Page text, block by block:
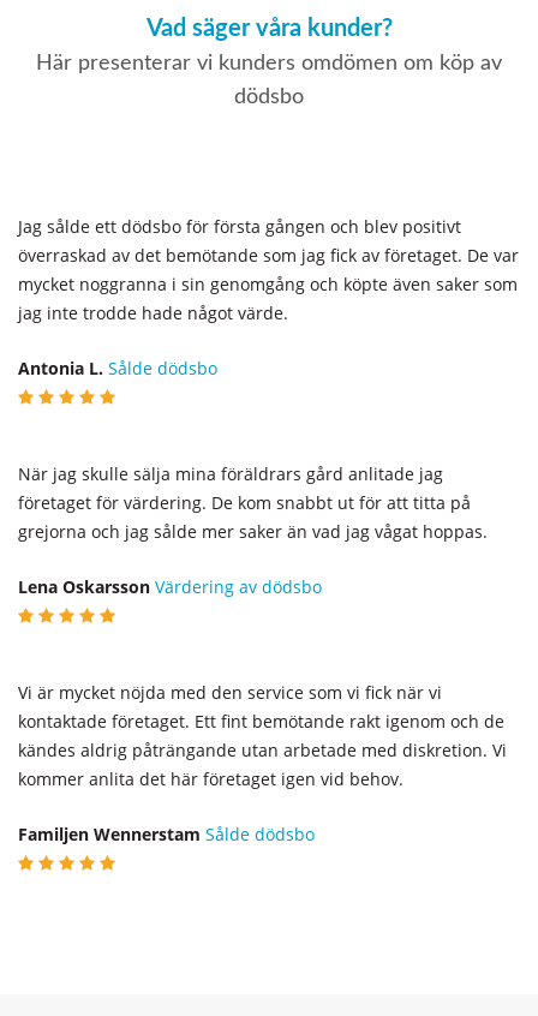
Vad säger våra kunder?
Här presenterar vi kunders omdömen om köp av
dödsbo
Jag sålde ett dödsbo för första gången och blev positivt
överraskad av det bemötande som jag fick av företaget. De var
mycket noggranna i sin genomgång och köpte även saker som
jag inte trodde hade något värde.
Antonia L. Sålde dödsbo
När jag skulle sälja mina föräldrars gård anlitade jag
företaget för värdering. De kom snabbt ut för att titta på
grejorna och jag sålde mer saker än vad jag vågat hoppas.
Lena Oskarsson Värdering av dödsbo
Vi är mycket nöjda med den service som vi fick när vi
kontaktade företaget. Ett fint bemötande rakt igenom och de
kändes aldrig påträngande utan arbetade med diskretion. Vi
kommer anlita det här företaget igen vid behov.
Familjen Wennerstam Sålde dödsbo